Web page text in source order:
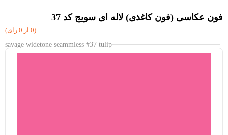
فون عکاسی (فون کاغذی) لاله ای سویج کد 37
(0 از 0 رای)
savage widetone seammless #37 tulip